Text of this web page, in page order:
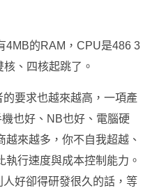
4MB的RAM，CPU是486 3
、四核起跳了。
要求也越來越高，一項產
也好、NB也好、電腦硬
來越多，你不自我超越、
行速度與成本控制能力。
好卻得研發很久的話，等